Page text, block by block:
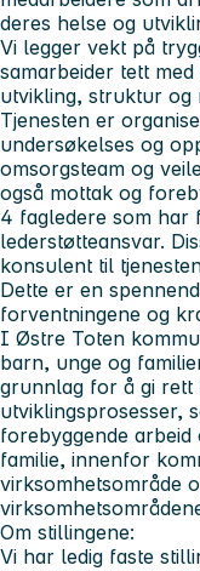
deres helse og
Vi legger vekt på
samarbeider tett
utvikling, struktur og
Tjenesten er
undersøkelses og
omsorgsteam og
også mottak og
4 fagledere som har
lederstøtteansvar.
konsulent til
Dette er en
forventningene og
I Østre Toten
barn, unge og
grunnlag for å gi rett
utviklingsprosesser,
forebyggende
familie, innenfor
virksomhetsområde
Om stillingene:
Vi har ledig faste